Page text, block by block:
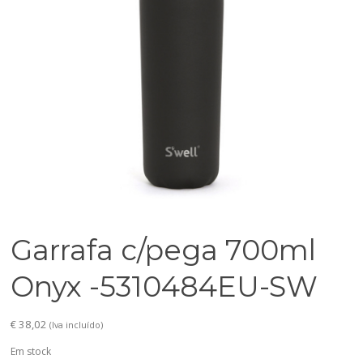
Garrafa c/pega 700ml
Onyx -5310484EU-SW
€38,02 (Iva incluído)
Em stock